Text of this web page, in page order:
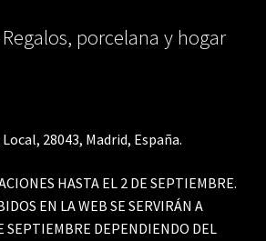
porcelana y hogar
28043, Madrid, España.
HASTA EL 2 DE SEPTIEMBRE.
EN LA WEB SE SERVIRÁN A
SEPTIEMBRE DEPENDIENDO DEL